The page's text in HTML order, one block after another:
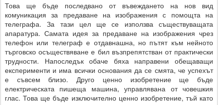
Това ще бъде последвано от въвеждането на нов вид
комуникация за предаване на изображения с помощта на
телеграфа. За тази цел ще се използва съществуващата
апаратура. Самата идея за предаване на изображения чрез
телефон или телеграф е отдавнашна, но пътят към нейното
търговско осъществяване е бил възпрепятстван от практически
трудности. Напоследък обаче бяха направени обещаващи
експерименти и има всички основания да се смята, че успехът
е съвсем близо. Друго ценно изобретение ще бъде
електрическата пишеща машина, управлявана от човешкия
глас. Това ще бъде изключително ценно изобретение, тъй като